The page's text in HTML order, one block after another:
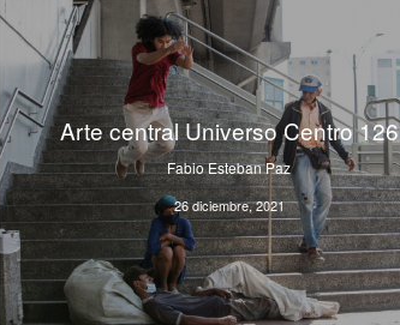
Arte central Universo Centro 126
Fabio Esteban Paz
26 diciembre, 2021